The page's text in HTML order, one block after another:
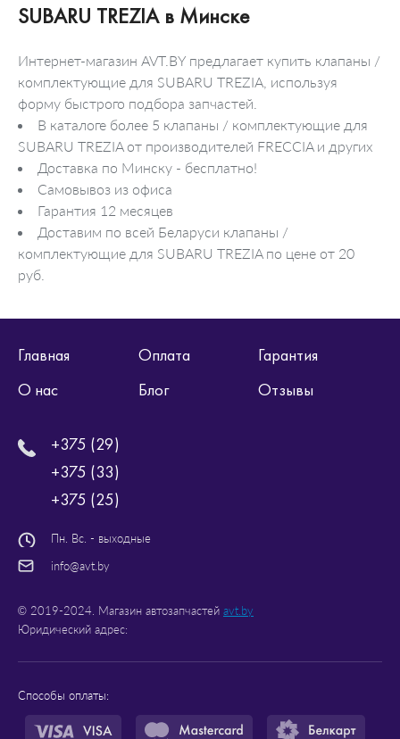
SUBARU TREZIA в Минске
Интернет-магазин AVT.BY предлагает купить клапаны /
комплектующие для SUBARU TREZIA, используя
форму быстрого подбора запчастей.
В каталоге более 5 клапаны / комплектующие для
SUBARU TREZIA от производителей FRECCIA и других
Доставка по Минску - бесплатно!
Самовывоз из офиса
Гарантия 12 месяцев
Доставим по всей Беларуси клапаны /
комплектующие для SUBARU TREZIA по цене от 20
руб.
Главная Оплата
Гарантия
О нас
Блог Отзывы
+375 (29)
+375 (33)
+375 (25)
Пн. Вс. - выходные
info@avt.by
© 2019-2024. Магазин автозапчастей avt.by
Юридический адрес:
Способы оплаты: